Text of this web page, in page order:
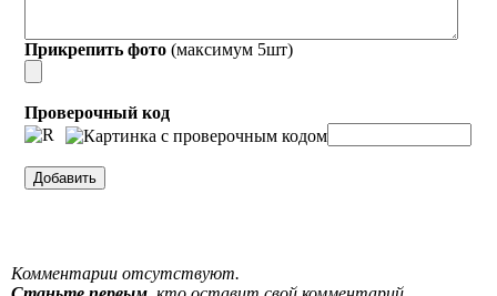
Прикрепить фото (максимум 5шт)
Проверочный код
Комментарии отсутствуют.